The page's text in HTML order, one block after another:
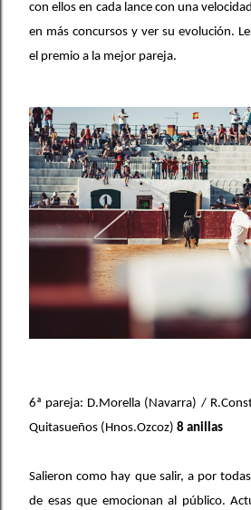
con ellos en cada lance con una
en más concursos y ver su evolución.
el premio a la mejor pareja.
6ª pareja: D.Morella (Navarra) /
Quitasueños (Hnos.Ozcoz) 8 anillas
Salieron como hay que salir, a por
de esas que emocionan al público.